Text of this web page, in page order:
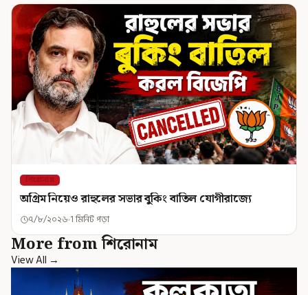
শিরোনাম
অগ্রিম নিয়েও রাহুলের সভার বুকিং বাতিল যোগীরাজ্যে
৭/৮/২০২৬ 1 মিনিট পড়া
More from শিরোনাম
View All →